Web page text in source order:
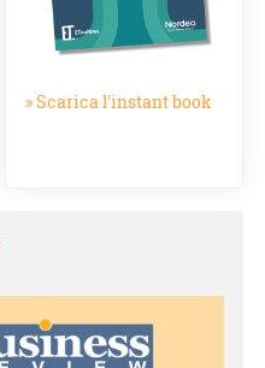
» Scarica l'instant book